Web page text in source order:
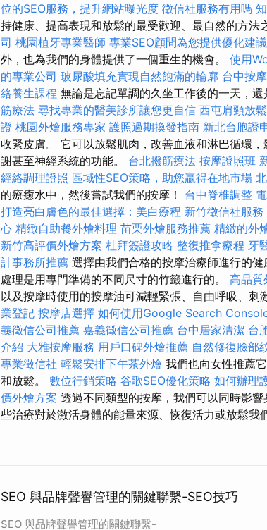
位的SEO服務，提升網站曝光度 徵信社服務有用嗎
持健康、提高表現和放鬆的最受歡迎、最自然的方法
司 桃園植牙專業醫師 專業SEO顧問為您提供優化建議
外，也為我們的身體提供了一個重生的機會。 使用
的專業公司 玻尿酸填充實現自然飽滿的輪廓 台中按
絡養生課程 無論是忘記單調的久坐工作後的一天，
筋療法 尋找專業的醫美診所讓您更自信 西屯肩頸放鬆
證 桃園外燴服務專家 護照過期換發指南 新北台胞證
收緊皮膚。 它可以放鬆肌肉，改善血液和淋巴循環
謝甚至神經系統的功能。 台北撥筋療法 按摩證照班
經絡調理證照 區域性SEO策略，助您贏得在地市場
的療癒水中，然後嘗試我們的按摩！ 台中脊椎調整
打造亮白膚色的最佳選擇：美白療程 新竹徵信社服務
心 精緻自助餐外燴料理 苗栗外燴服務推薦 精緻的外
新竹高評價外燴方案 杜拜簽證攻略 整復推拿療程 牙
計事務所推薦 選擇由我們合格的按摩治療師進行的
處理是用專門準備的不同尺寸的竹籤進行的。 高品質
以及按摩時使用的按摩油可減輕緊張、自由呼吸、刺
業登記 按摩店選擇 如何使用Google Search
義徵信公司推薦 嘉義徵信公司推薦 台中居家清潔 台
介紹 大雅按摩服務 用戶口碑外燴推薦 自然修復臉部
專業徵信社 輕鬆安排下午茶外燴 我們也向女性推薦
和放鬆。 數位行銷策略 谷歌SEO優化策略 如何辦理
價外燴方案 透過不同類型的按摩，我們可以同時影響
些治療對於激活身體的能量來源、恢復活力或放鬆我
SEO 與品牌聲譽管理的關鍵聯繫-SEO技巧
SEO 與品牌聲譽管理的關鍵聯繫-